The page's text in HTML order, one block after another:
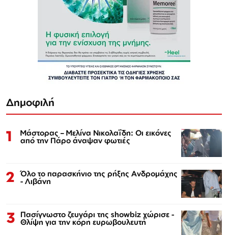
Δημοφιλή
1 Μάστορας – Μελίνα Νικολαΐδη: Οι εικόνες
από την Πάρο άναψαν φωτιές
2 Όλο το παρασκήνιο της ρήξης Ανδρομάχης
- Λιβάνη
3 Πασίγνωστο ζευγάρι της showbiz χώρισε -
Θλίψη για την κόρη ευρωβουλευτή